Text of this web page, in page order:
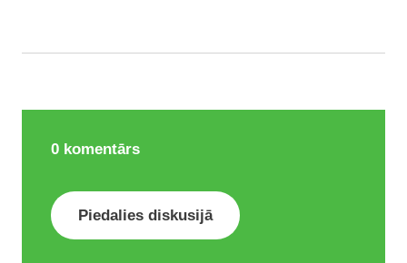
0 komentārs
Piedalies diskusijā